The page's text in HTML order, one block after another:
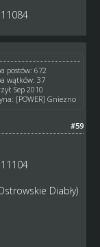
postów: 672
wątków: 37
Sep 2010
[POWER] Gniezno
#59
Diabły)